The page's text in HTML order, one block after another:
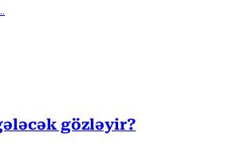
gözləyir?